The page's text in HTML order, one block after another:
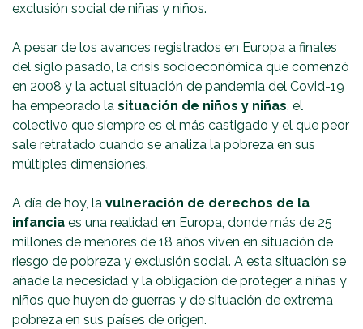
exclusión social de niñas y niños.
A pesar de los avances registrados en Europa a finales
del siglo pasado, la crisis socioeconómica que comenzó
en 2008 y la actual situación de pandemia del Covid-19
ha empeorado la situación de niños y niñas, el
colectivo que siempre es el más castigado y el que peor
sale retratado cuando se analiza la pobreza en sus
múltiples dimensiones.
A día de hoy, la vulneración de derechos de la
infancia es una realidad en Europa, donde más de 25
millones de menores de 18 años viven en situación de
riesgo de pobreza y exclusión social. A esta situación se
añade la necesidad y la obligación de proteger a niñas y
niños que huyen de guerras y de situación de extrema
pobreza en sus países de origen.